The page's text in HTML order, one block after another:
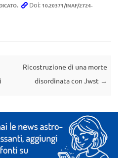
. Doi: 10.20371/INAF/2724-
Ricostruzione di una morte
disordinata con Jwst →